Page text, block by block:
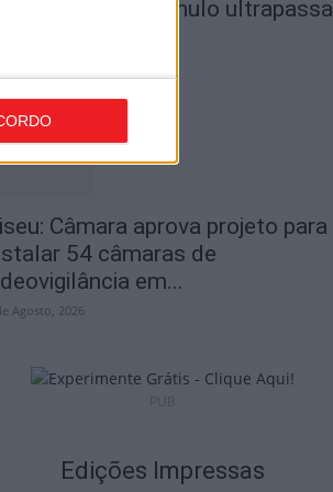
Museu do Caramulo ultrapassa
Câmara aprova projeto para
54 câmaras de
em...
Agosto, 2026
Edições Impressas